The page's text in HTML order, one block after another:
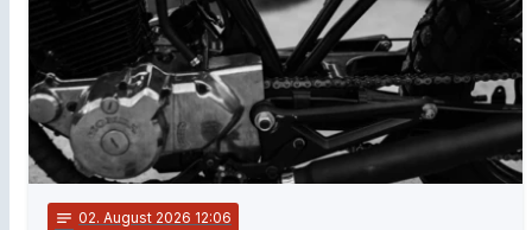
notes 02. August 2026 12:06